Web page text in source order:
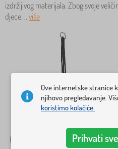
izdržljivog materijala. Zbog svoje
djece. .. više
Ove internetske stranice
njihovo pregledavanje.
koristimo kolačiće.
Prihvati